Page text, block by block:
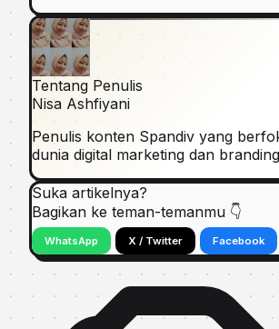
Tentang Penulis
Nisa Ashfiyani
Penulis konten Spandiv yang
dunia digital marketing dan
Suka artikelnya?
Bagikan ke teman-temanmu 👇
WhatsApp X / Twitter Facebook